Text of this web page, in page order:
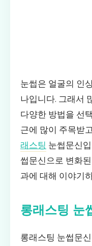
눈썹은 얼굴의 인
나입니다. 그래서
다양한 방법을 선
근에 많이 주목받
래스팅 눈썹문신
썹문신으로 변화
과에 대해 이야기
롱래스팅 눈
롱래스팅 눈썹문